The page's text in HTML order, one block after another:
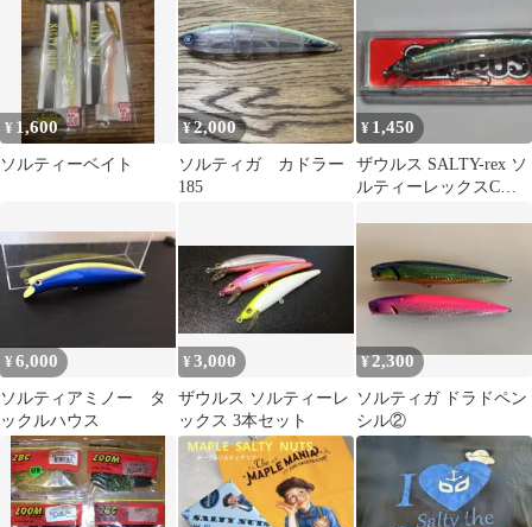
¥ 1,600
ソルティーベイト
¥2,000
ソルティガ カドラー
185
¥ 1,450
ザウルス SALTY-rex ソ
ルティーレックスC／
¥6,000
ソルティアミノー タ
ックルハウス
¥3,000
ザウルス ソルティーレ
ックス 3本セット
¥2,300
ソルティガ ドラドペン
シル②